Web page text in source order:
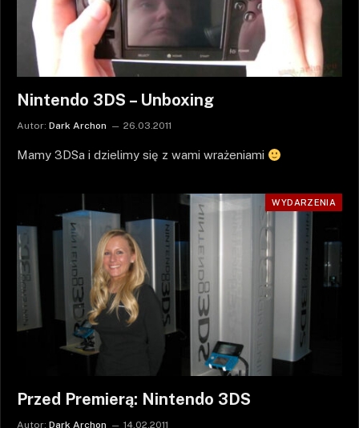
Nintendo 3DS – Unboxing
Autor: Dark Archon 26.03.2011
Mamy 3DSa i dzielimy się z wami wrażeniami
WYDARZENIA
Przed Premierą: Nintendo 3DS
Autor: Dark Archon 14.02.2011